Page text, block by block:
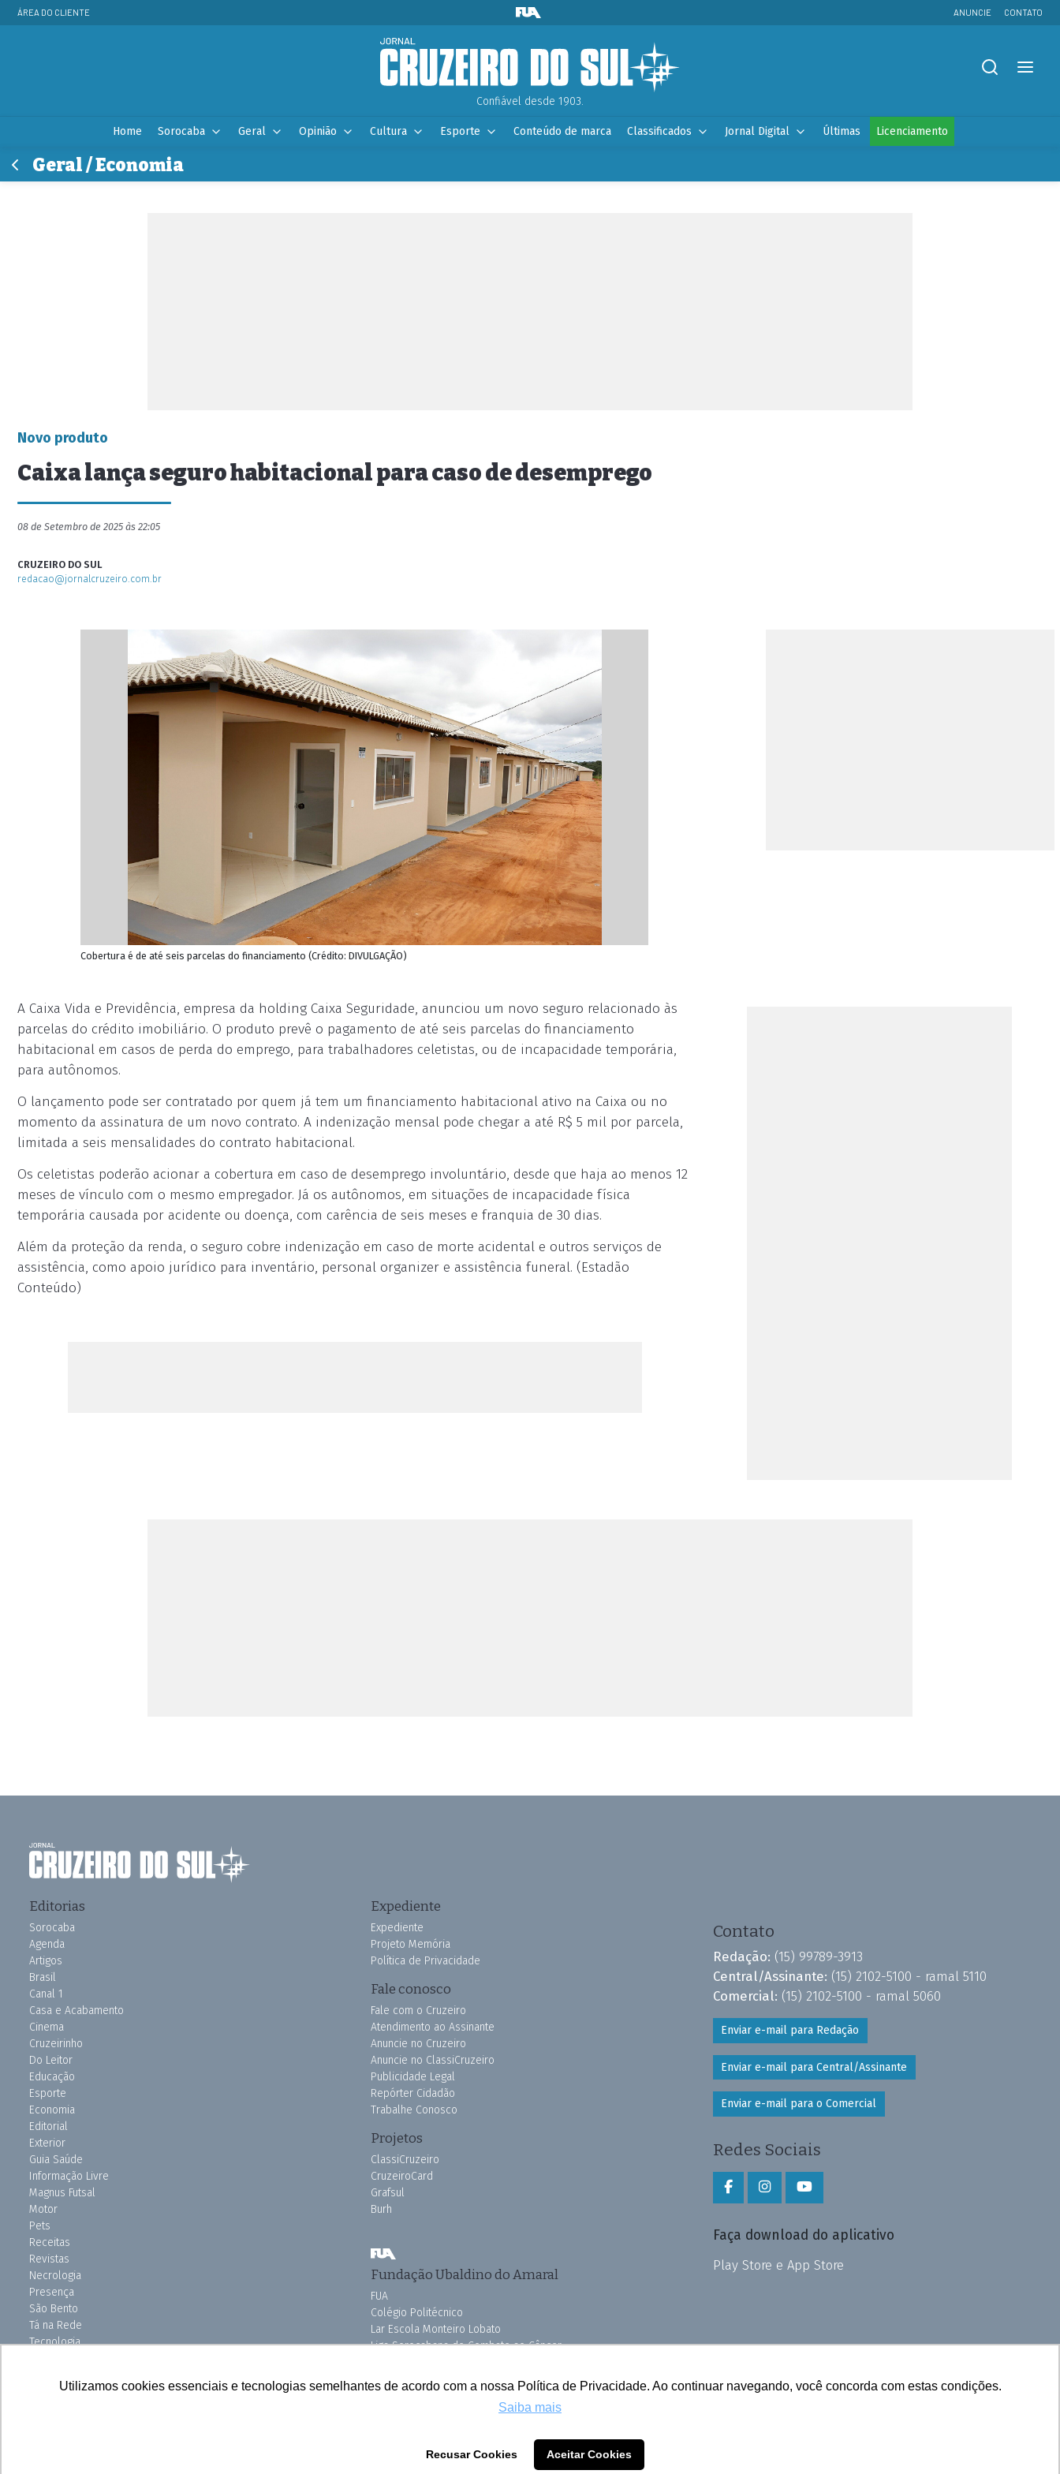
Utilizamos cookies essenciais e tecnologias semelhantes de acordo com a nossa Política de Privacidade. Ao continuar navegando, você concorda com estas condições.
Saiba mais
Recusar Cookies Aceitar Cookies
ÁREA DO CLIENTE ANUNCIE CONTATO
Confiável desde 1903.
Home Sorocaba Geral Opinião Cultura Esporte Conteúdo de marca Classificados Jornal Digital Últimas Licenciamento
Geral / Economia
Novo produto
Caixa lança seguro habitacional para caso de desemprego
08 de Setembro de 2025 às 22:05
CRUZEIRO DO SUL
redacao@jornalcruzeiro.com.br
Cobertura é de até seis parcelas do financiamento (Crédito: DIVULGAÇÃO)
A Caixa Vida e Previdência, empresa da holding Caixa Seguridade, anunciou um novo seguro relacionado às
parcelas do crédito imobiliário. O produto prevê o pagamento de até seis parcelas do financiamento
habitacional em casos de perda do emprego, para trabalhadores celetistas, ou de incapacidade temporária,
para autônomos.
O lançamento pode ser contratado por quem já tem um financiamento habitacional ativo na Caixa ou no
momento da assinatura de um novo contrato. A indenização mensal pode chegar a até R$ 5 mil por parcela,
limitada a seis mensalidades do contrato habitacional.
Os celetistas poderão acionar a cobertura em caso de desemprego involuntário, desde que haja ao menos 12
meses de vínculo com o mesmo empregador. Já os autônomos, em situações de incapacidade física
temporária causada por acidente ou doença, com carência de seis meses e franquia de 30 dias.
Além da proteção da renda, o seguro cobre indenização em caso de morte acidental e outros serviços de
assistência, como apoio jurídico para inventário, personal organizer e assistência funeral. (Estadão
Conteúdo)
Editorias
Sorocaba
Agenda
Artigos
Brasil
Canal 1
Casa e Acabamento
Cinema
Cruzeirinho
Do Leitor
Educação
Esporte
Economia
Editorial
Exterior
Guia Saúde
Informação Livre
Magnus Futsal
Motor
Pets
Receitas
Revistas
Necrologia
Presença
São Bento
Tá na Rede
Tecnologia
Expediente
Expediente
Projeto Memória
Política de Privacidade
Fale conosco
Fale com o Cruzeiro
Atendimento ao Assinante
Anuncie no Cruzeiro
Anuncie no ClassiCruzeiro
Publicidade Legal
Repórter Cidadão
Trabalhe Conosco
Projetos
ClassiCruzeiro
CruzeiroCard
Grafsul
Burh
Fundação Ubaldino do Amaral
FUA
Colégio Politécnico
Lar Escola Monteiro Lobato
Liga Sorocabana de Combate ao Câncer
Pink do Bem OSSEL
Contato
Redação: (15) 99789-3913
Central/Assinante: (15) 2102-5100 - ramal 5110
Comercial: (15) 2102-5100 - ramal 5060
Enviar e-mail para Redação
Enviar e-mail para Central/Assinante
Enviar e-mail para o Comercial
Redes Sociais
Faça download do aplicativo
Play Store e App Store
Todos os direitos reservados © 2025 Cruzeiro do Sul